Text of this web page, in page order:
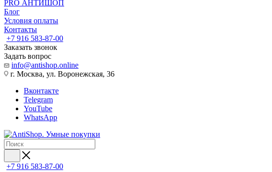
PRO АНТИШОП
Блог
Условия оплаты
Контакты
+7 916 583-87-00
Заказать звонок
Задать вопрос
info@antishop.online
г. Москва, ул. Воронежская, 36
Вконтакте
Telegram
YouTube
WhatsApp
+7 916 583-87-00